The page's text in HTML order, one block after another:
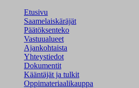
Etusivu
Saamelaiskäräjät
Päätöksenteko
Vastuualueet
Ajankohtaista
Yhteystiedot
Dokumentit
Kääntäjät ja tulkit
Oppimateriaalikauppa